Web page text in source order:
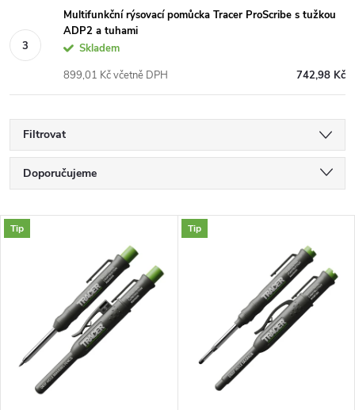
Multifunkční rýsovací pomůcka Tracer ProScribe s tužkou
ADP2 a tuhami
Skladem
742,98 Kč
899,01 Kč včetně DPH
Filtrovat
Ř
a
Doporučujeme
Nejdražší
Nejprodávanější
Abecedně
V
Tip Tip